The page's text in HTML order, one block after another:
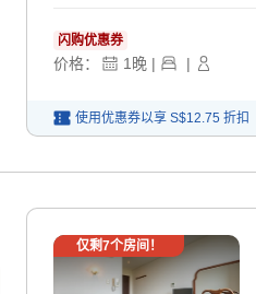
闪购优惠券
价格： 1 晚 | |
使用优惠券以享 S$12.75 折扣
仅剩7个房间！